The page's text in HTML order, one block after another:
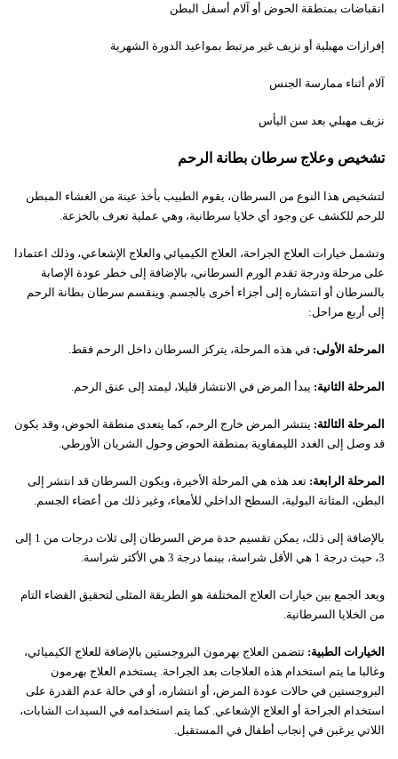
انقباضات بمنطقة الحوض أو آلام أسفل البطن
إفرازات مهبلية أو نزيف غير مرتبط بمواعيد الدورة الشهرية
آلام أثناء ممارسة الجنس
نزيف مهبلي بعد سن اليأس
تشخيص وعلاج سرطان بطانة الرحم
لتشخيص هذا النوع من السرطان، يقوم الطبيب بأخذ عينة من الغشاء المبطن
للرحم للكشف عن وجود أي خلايا سرطانية، وهي عملية تعرف بالخزعة.
وتشمل خيارات العلاج الجراحة، العلاج الكيميائي والعلاج الإشعاعي، وذلك اعتمادا
على مرحلة ودرجة تقدم الورم السرطاني، بالإضافة إلى خطر عودة الإصابة
بالسرطان أو انتشاره إلى أجزاء أخرى بالجسم. وينقسم سرطان بطانة الرحم
إلى أربع مراحل:
المرحلة الأولى: في هذه المرحلة، يتركز السرطان داخل الرحم فقط.
المرحلة الثانية: يبدأ المرض في الانتشار قليلا، ليمتد إلى عنق الرحم.
المرحلة الثالثة: ينتشر المرض خارج الرحم، كما يتعدى منطقة الحوض، وقد يكون
قد وصل إلى الغدد الليمفاوية بمنطقة الحوض وحول الشريان الأورطي.
المرحلة الرابعة: تعد هذه هي المرحلة الأخيرة، ويكون السرطان قد انتشر إلى
البطن، المثانة البولية، السطح الداخلي للأمعاء، وغير ذلك من أعضاء الجسم.
بالإضافة إلى ذلك، يمكن تقسيم حدة مرض السرطان إلى ثلاث درجات من 1 إلى
3، حيث درجة 1 هي الأقل شراسة، بينما درجة 3 هي الأكثر شراسة.
ويعد الجمع بين خيارات العلاج المختلفة هو الطريقة المثلى لتحقيق القضاء التام
من الخلايا السرطانية.
الخيارات الطبية: تتضمن العلاج بهرمون البروجستين بالإضافة للعلاج الكيميائي،
وغالبا ما يتم استخدام هذه العلاجات بعد الجراحة. يستخدم العلاج بهرمون
البروجستين في حالات عودة المرض، أو انتشاره، أو في حالة عدم القدرة على
استخدام الجراحة أو العلاج الإشعاعي. كما يتم استخدامه في السيدات الشابات،
اللاتي يرغبن في إنجاب أطفال في المستقبل.